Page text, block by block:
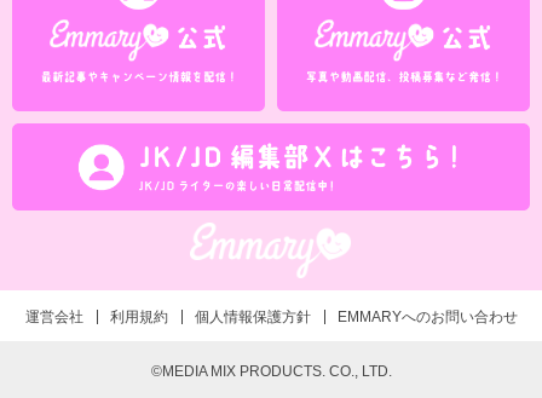
運営会社 利用規約 個人情報保護方針 EMMARYへのお問い合わせ
©MEDIA MIX PRODUCTS. CO., LTD.